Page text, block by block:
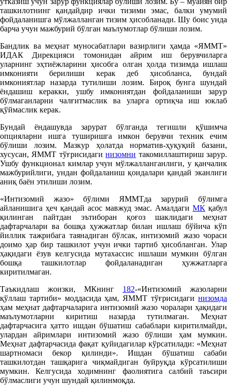
ташкилотнинг қандайдир ички тизими эмас, балки умумий
фойдаланишга мўлжалланган тизим ҳисобланади. Шу боис унда
барча учун мажбурий бўлган маълумотлар бўлиши лозим.
Бандлик ва меҳнат муносабатлари вазирлиги ҳамда «ЯММТ»
ИДАК Дирекцияси томонидан айрим иш берувчиларга
уларнинг эҳтиёжларини ҳисобга олган ҳолда тизимда ишлаш
имконияти берилиши керак деб ҳисобланса, бундай
имкониятлар назарда тутилиши лозим. Бироқ бунга шундай
ёндашиш керакки, ушбу имкониятдан фойдаланиши зарур
бўлмаганларни чалғитмаслик ва уларга ортиқча иш юклаб
қўймаслик керак.
Бундай ёндашувда зарурат бўлганда тегишли қўшимча
опцияларни ишга туширишга имкон берувчи техник ечим
бўлиши лозим. Мазкур ҳолатда норматив-ҳуқуқий базани,
хусусан, ЯММТ тўғрисидагинизомни такомиллаштириш зарур.
Ушбу функционал кимлар учун мўлжалланганлиги, у қанчалик
мажбурийлиги, ундан фойдаланиш қоидалари қандай эканлиги
аниқ баён этилиши лозим.
«Интизомий жазо» бўлими ЯММТда зарурий бўлимга
айланишига ҳеч қандай асос мавжуд эмас. Амалдаги МК қабул
қилинган пайтдан эътиборан қоғоз шаклидаги меҳнат
дафтарчалари ва бошқа ҳужжатлар билан ишлаш бўйича кўп
йиллик тажрибага таянадиган бўлсак, интизомий жазо чораси
доимо ҳар бир ташкилот учун ички тартиб ҳисобланган. Улар
ҳақидаги ёзув келгусида мутахассис ишлаши мумкин бўлган
бошқа ташкилотлар фойдаланадиган ҳужжатларга
киритилмаган.
Таъкидлаш жоизки, МКнинг 182-«Интизомий жазоларни
қўллаш тартиби» моддасида ҳам, ЯММТ тўғрисидаги низомда
ҳам меҳнат дафтарчаларига интизомий жазо чоралари ҳақидаги
маълумотларни киритиш назарда тутилмаган. Меҳнат
дафтарчасига ҳатто ишдан бўшатиш сабаблари киритилмайди,
улардан айримлари интизомий жазо бўлиши ҳам мумкин.
Меҳнат дафтарчасида фақат қуйидагилар кўрсатилади: «Меҳнат
шартномаси бекор қилинди». Ишдан бўшатиш сабаби
ташкилотдан ташқарига чиқмайдиган буйруқда кўрсатилиши
мумкин. Келгусида ходимнинг фаолиятига салбий таъсири
бўлмаслиги учун шундай қилинмоқда.